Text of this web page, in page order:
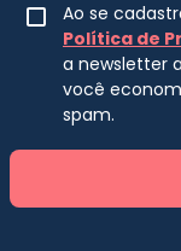
Ao se
Política de
a newsletter
você
spam.